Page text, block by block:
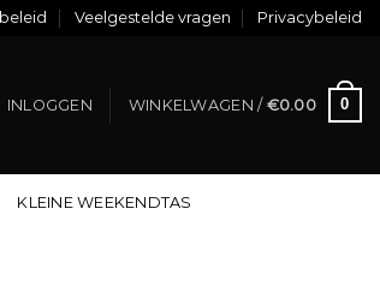
Veelgestelde vragen Privacybeleid
INLOGGEN WINKELWAGEN / €0.00 0
KLEINE WEEKENDTAS